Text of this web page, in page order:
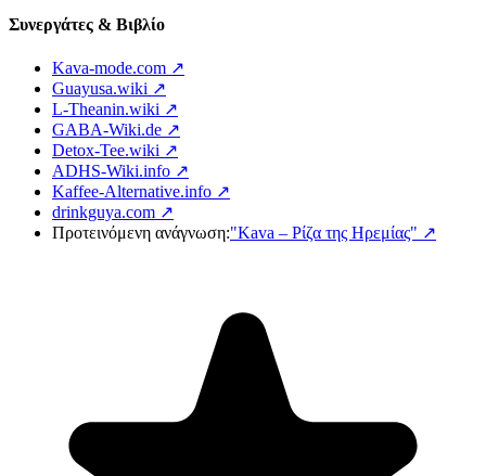
Συνεργάτες & Βιβλίο
Kava-mode.com ↗
Guayusa.wiki ↗
L-Theanin.wiki ↗
GABA-Wiki.de ↗
Detox-Tee.wiki ↗
ADHS-Wiki.info ↗
Kaffee-Alternative.info ↗
drinkguya.com ↗
Προτεινόμενη ανάγνωση:"Kava – Ρίζα της Ηρεμίας" ↗